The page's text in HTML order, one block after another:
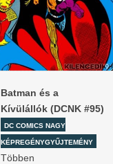
Batman és a
Kívülállók (DCNK #95)
DC COMICS NAGY
KÉPREGÉNYGYŰJTEMÉNY
Többen